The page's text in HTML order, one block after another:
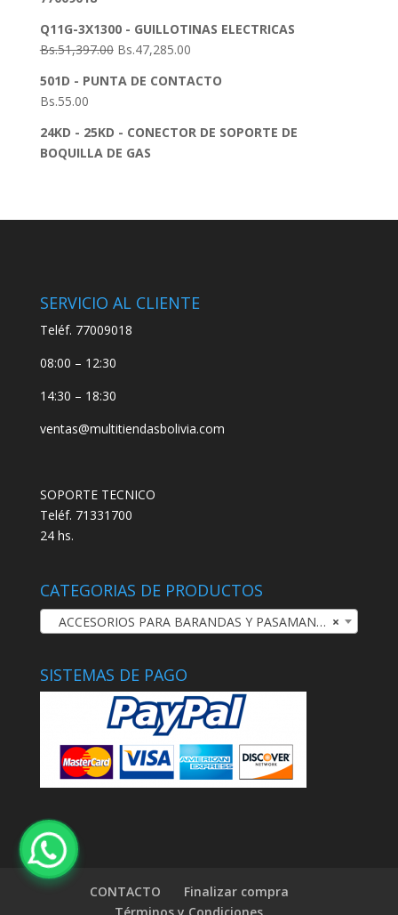
Q11G-3X1300 - GUILLOTINAS ELECTRICAS
Bs.51,397.00 Bs.47,285.00
501D - PUNTA DE CONTACTO
Bs.55.00
24KD - 25KD - CONECTOR DE SOPORTE DE
BOQUILLA DE GAS
SERVICIO AL CLIENTE
Teléf. 77009018
08:00 – 12:30
14:30 – 18:30
ventas@multitiendasbolivia.com
SOPORTE TECNICO
Teléf. 71331700
24 hs.
CATEGORIAS DE PRODUCTOS
×
ACCESORIOS PARA BARANDAS Y PASAMANOS
SISTEMAS DE PAGO
CONTACTO
Finalizar compra